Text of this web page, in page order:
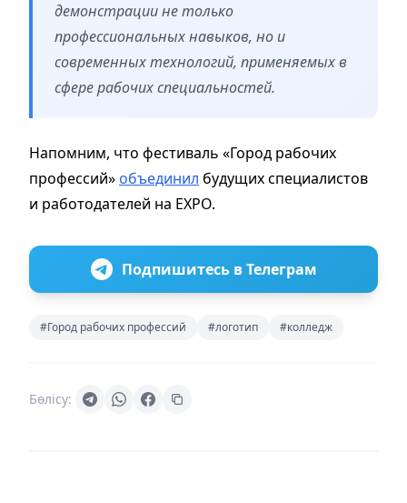
демонстрации не только
профессиональных навыков, но и
современных технологий, применяемых в
сфере рабочих специальностей.
Напомним, что фестиваль «Город рабочих
профессий» объединил будущих специалистов
и работодателей на EXPO.
Подпишитесь в Телеграм
#Город рабочих профессий #логотип #колледж
Бөлісу: